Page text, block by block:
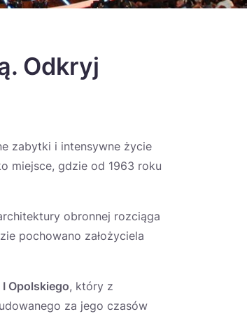
Odkryj
zabytki i intensywne życie
miejsce, gdzie od 1963 roku
obronnej rozciąga
pochowano założyciela
Opolskiego, który z
za jego czasów